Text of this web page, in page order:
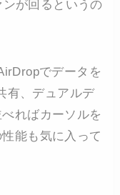
が回るというの
でデータを
有、デュアルデ
ればカーソルを
能も気に入って